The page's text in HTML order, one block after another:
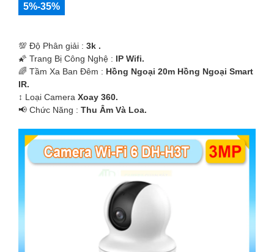
5%-35%
💯 Độ Phân giải : 3k .
🌠 Trang Bị Công Nghệ : IP Wifi.
🌈 Tầm Xa Ban Đêm : Hồng Ngoại 20m Hồng Ngoại Smart
IR.
↕️ Loại Camera Xoay 360.
️📢 Chức Năng : Thu Âm Và Loa.